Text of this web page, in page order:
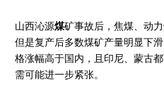
山西沁源煤矿事故后，焦煤、动
但是复产后多数煤矿产量明显下
格涨幅高于国内，且印尼、蒙古
需可能进一步紧张。